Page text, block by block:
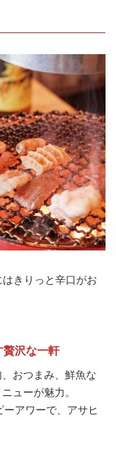
きりっと辛口がお
贅沢な一軒
おつまみ、鮮魚な
ューが魅力。
ーアワーで、アサヒ